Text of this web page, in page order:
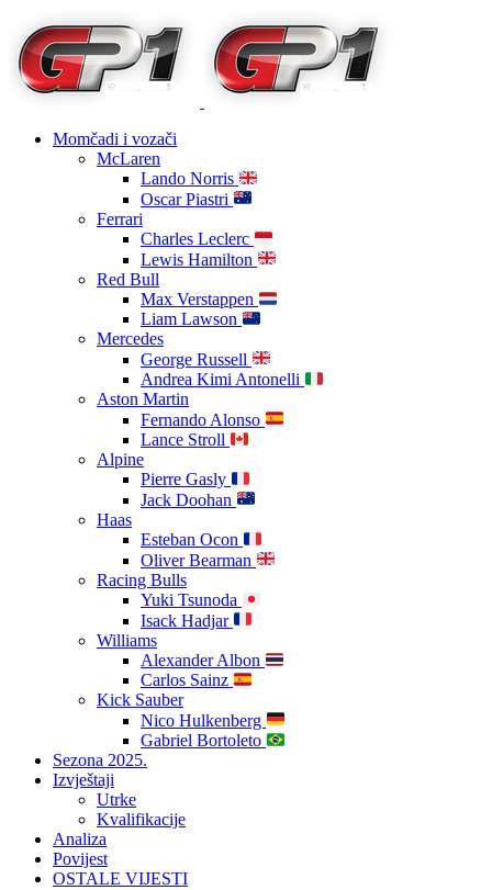
Momčadi i vozači
McLaren
Lando Norris
Oscar Piastri
Ferrari
Charles Leclerc
Lewis Hamilton
Red Bull
Max Verstappen
Liam Lawson
Mercedes
George Russell
Andrea Kimi Antonelli
Aston Martin
Fernando Alonso
Lance Stroll
Alpine
Pierre Gasly
Jack Doohan
Haas
Esteban Ocon
Oliver Bearman
Racing Bulls
Yuki Tsunoda
Isack Hadjar
Williams
Alexander Albon
Carlos Sainz
Kick Sauber
Nico Hulkenberg
Gabriel Bortoleto
Sezona 2025.
Izvještaji
Utrke
Kvalifikacije
Analiza
Povijest
OSTALE VIJESTI